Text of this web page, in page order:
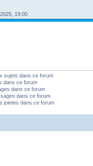
19:00
sujets dans ce forum
dans ce forum
dans ce forum
dans ce forum
jointes dans ce forum